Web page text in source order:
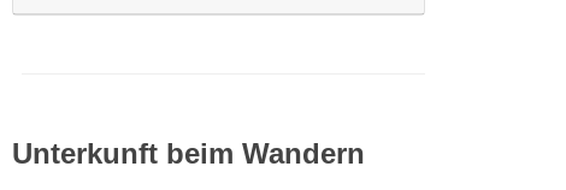
Unterkunft beim Wandern